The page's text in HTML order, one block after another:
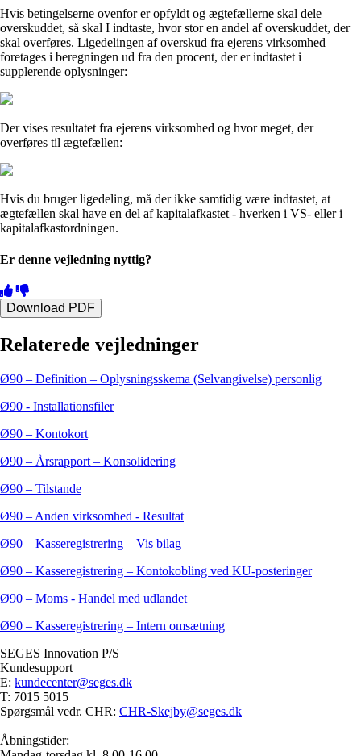
Hvis betingelserne ovenfor er opfyldt og ægtefællerne skal dele
overskuddet, så skal I indtaste, hvor stor en andel af overskuddet, der
skal overføres. Ligedelingen af overskud fra ejerens virksomhed
foretages i beregningen ud fra den procent, der er indtastet i
supplerende oplysninger:
Der vises resultatet fra ejerens virksomhed og hvor meget, der
overføres til ægtefællen:
Hvis du bruger ligedeling, må der ikke samtidig være indtastet, at
ægtefællen skal have en del af kapitalafkastet - hverken i VS- eller i
kapitalafkastordningen.
Er denne vejledning nyttig?
Download PDF
Relaterede vejledninger
Ø90 – Definition – Oplysningsskema (Selvangivelse) personlig
Ø90 - Installationsfiler
Ø90 – Kontokort
Ø90 – Årsrapport – Konsolidering
Ø90 – Tilstande
Ø90 – Anden virksomhed - Resultat
Ø90 – Kasseregistrering – Vis bilag
Ø90 – Kasseregistrering – Kontokobling ved KU-posteringer
Ø90 – Moms - Handel med udlandet
Ø90 – Kasseregistrering – Intern omsætning
SEGES Innovation P/S
Kundesupport
E: kundecenter@seges.dk
T: 7015 5015
Spørgsmål vedr. CHR: CHR-Skejby@seges.dk
Åbningstider: